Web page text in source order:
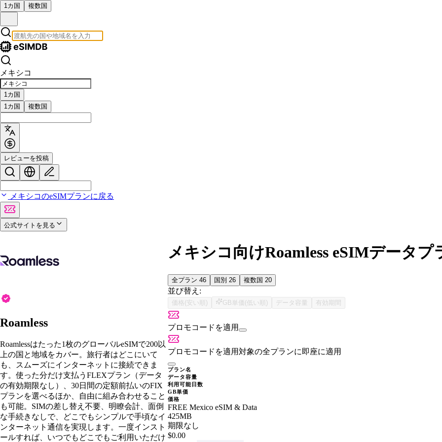
1カ国 複数国
メキシコ
1カ国
1カ国
複数国
レビューを投稿
メキシコのeSIMプランに戻る
公式サイトを見る
Roamless
Roamlessはたった1枚のグローバルeSIMで200以
上の国と地域をカバー。旅行者はどこにいて
も、スムーズにインターネットに接続できま
す。使った分だけ支払うFLEXプラン（データ
の有効期限なし）、30日間の定額前払いのFIX
プランを選べるほか、自由に組み合わせること
も可能。SIMの差し替え不要、明瞭会計、面倒
な手続きなしで、どこでもシンプルで手頃なイ
ンターネット通信を実現します。一度インスト
ールすれば、いつでもどこでもご利用いただけ
メキシコ向けRoamless eSIMデータプ
全プラン 46 国別 26 複数国 20
並び替え:
価格(安い順) GB単価(低い順) データ容量 有効期間
プロモコードを適用
プロモコードを適用対象の全プランに即座に適用
プラン名
データ容量
利用可能日数
GB単価
価格
FREE Mexico eSIM & Data
425MB
期限なし
$0.00